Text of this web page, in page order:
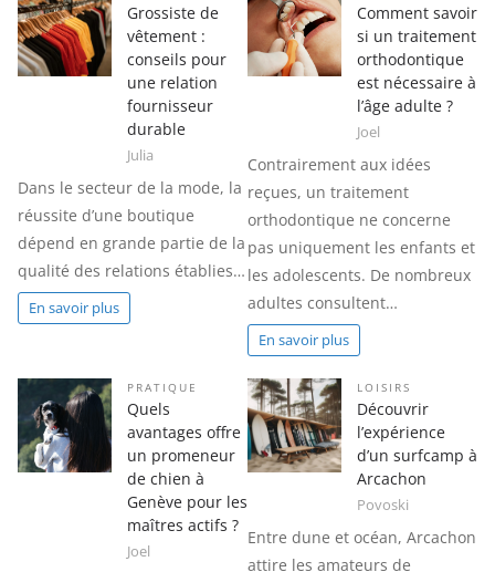
Grossiste de
vêtement :
conseils pour
une relation
fournisseur
durable
Julia
Dans le secteur de la mode, la
réussite d’une boutique
dépend en grande partie de la
qualité des relations établies…
En savoir plus
Comment savoir
si un traitement
orthodontique
est nécessaire à
l’âge adulte ?
Joel
Contrairement aux idées
reçues, un traitement
orthodontique ne concerne
pas uniquement les enfants et
les adolescents. De nombreux
adultes consultent…
En savoir plus
PRATIQUE
Quels
avantages offre
un promeneur
de chien à
Genève pour les
maîtres actifs ?
Joel
LOISIRS
Découvrir
l’expérience
d’un surfcamp à
Arcachon
Povoski
Entre dune et océan, Arcachon
attire les amateurs de